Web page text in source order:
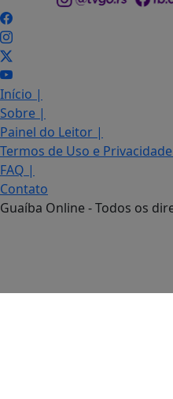
Início |
Sobre |
Painel do Leitor |
Termos de Uso e Privacidade
FAQ |
Contato
Guaíba Online - Todos os